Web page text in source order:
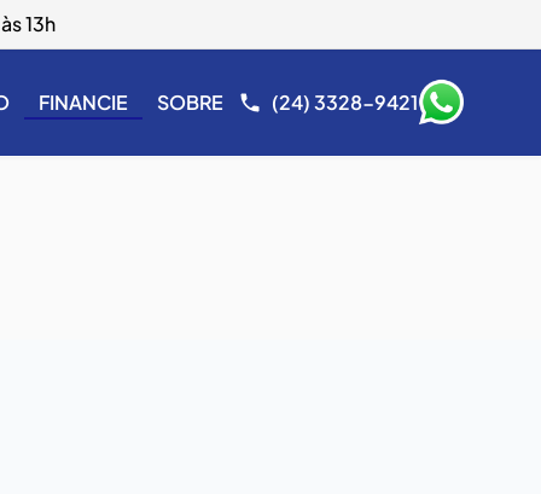
13h
FINANCIE SOBRE (24) 3328-9421